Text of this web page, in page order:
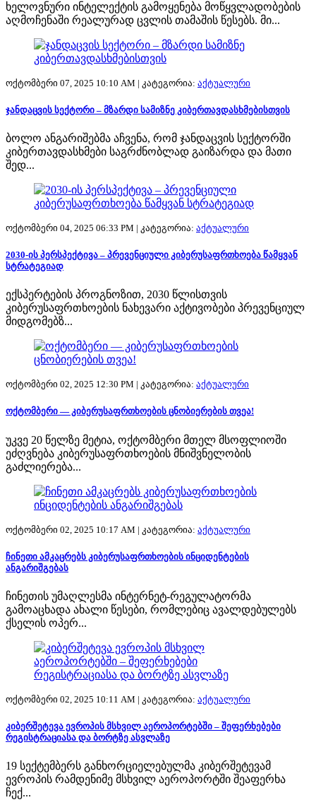
ხელოვნური ინტელექტის გამოყენება მოწყვლადობების
აღმოჩენაში რეალურად ცვლის თამაშის წესებს. მი...
ოქტომბერი 07, 2025 10:10 AM | კატეგორია: აქტუალური
ჯანდაცვის სექტორი – მზარდი სამიზნე კიბერთავდასხმებისთვის
ბოლო ანგარიშებმა აჩვენა, რომ ჯანდაცვის სექტორში
კიბერთავდასხმები საგრძნობლად გაიზარდა და მათი
შედ...
ოქტომბერი 04, 2025 06:33 PM | კატეგორია: აქტუალური
2030-ის პერსპექტივა – პრევენციული კიბერუსაფრთხოება წამყვან
სტრატეგიად
ექსპერტების პროგნოზით, 2030 წლისთვის
კიბერუსაფრთხოების ნახევარი აქტივობები პრევენციულ
მიდგომებზ...
ოქტომბერი 02, 2025 12:30 PM | კატეგორია: აქტუალური
ოქტომბერი — კიბერუსაფრთხოების ცნობიერების თვეა!
უკვე 20 წელზე მეტია, ოქტომბერი მთელ მსოფლიოში
ეძღვნება კიბერუსაფრთხოების მნიშვნელობის
გაძლიერება...
ოქტომბერი 02, 2025 10:17 AM | კატეგორია: აქტუალური
ჩინეთი ამკაცრებს კიბერუსაფრთხოების ინციდენტების
ანგარიშგებას
ჩინეთის უმაღლესმა ინტერნეტ-რეგულატორმა
გამოაცხადა ახალი წესები, რომლებიც ავალდებულებს
ქსელის ოპერ...
ოქტომბერი 02, 2025 10:11 AM | კატეგორია: აქტუალური
კიბერშეტევა ევროპის მსხვილ აეროპორტებში – შეფერხებები
რეგისტრაციასა და ბორტზე ასვლაზე
19 სექტემბერს განხორციელებულმა კიბერშეტევამ
ევროპის რამდენიმე მსხვილ აეროპორტში შეაფერხა
ჩექ...